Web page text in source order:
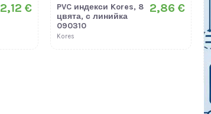
2,12 €
PVC индекси Kores, 8
цвята, с линийка
090310
Kores
2,86 €